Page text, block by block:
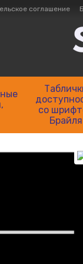
соглашение
и
со
Брайля